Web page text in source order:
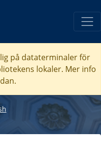
på dataterminaler för
lokaler. Mer info